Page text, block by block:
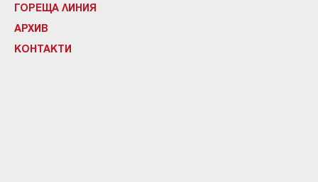
ГОРЕЩА ЛИНИЯ
АРХИВ
КОНТАКТИ